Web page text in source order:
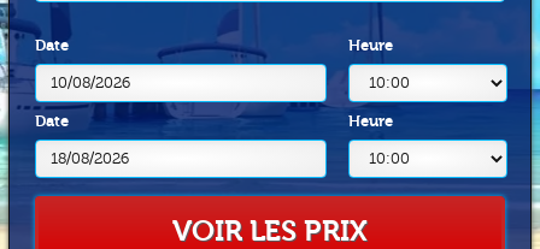
Date Heure
Date Heure
VOIR LES PRIX